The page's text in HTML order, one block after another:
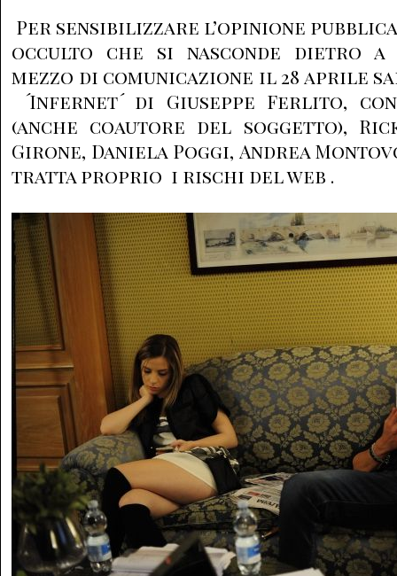
Per sensibilizzare l’opinione
occulto che si nasconde dietro a
mezzo di comunicazione il 28 aprile
´Infernet´ di Giuseppe Ferlito,
(anche coautore del soggetto),
Girone, Daniela Poggi, Andrea
tratta proprio i rischi del web .